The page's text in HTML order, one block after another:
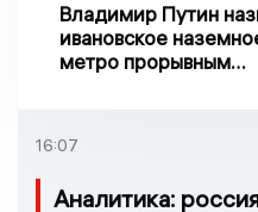
Владимир Путин
ивановское
метро прорывным
16:07
Аналитика: